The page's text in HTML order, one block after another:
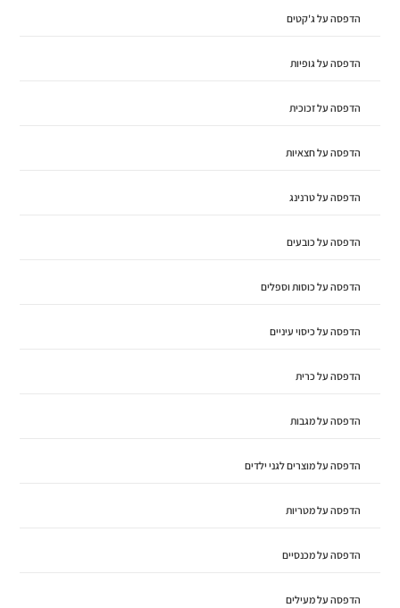
הדפסה על ג'קטים
הדפסה על גופיות
הדפסה על זכוכית
הדפסה על חצאיות
הדפסה על טרנינג
הדפסה על כובעים
הדפסה על כוסות וספלים
הדפסה על כיסוי עיניים
הדפסה על כרית
הדפסה על מגבות
הדפסה על מוצרים לגני ילדים
הדפסה על מטריות
הדפסה על מכנסיים
הדפסה על מעילים